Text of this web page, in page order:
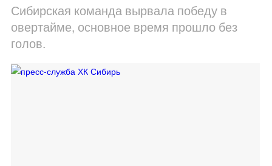
Сибирская команда вырвала победу в
овертайме, основное время прошло без
голов.